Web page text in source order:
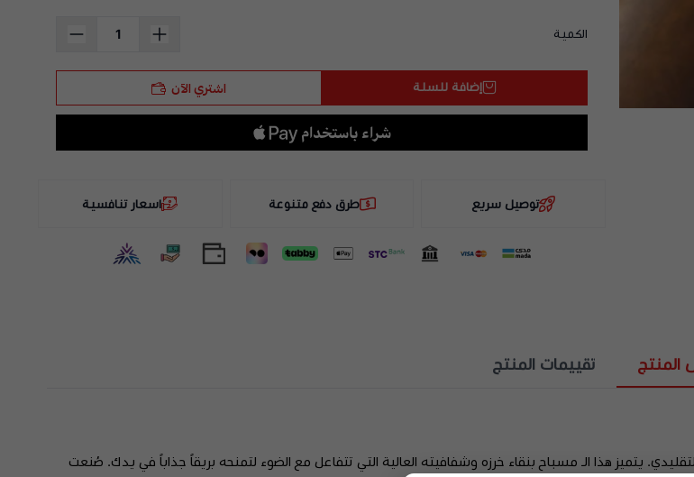
الكمية
إضافة للسلة اشتري الآن
توصيل سريع طرق دفع متنوعة اسعار تنافسية
المنتج تقييمات المنتج
يتميز هذا الـ مسباح بنقاء خرزه وشفافيته العالية التي تتفاعل مع الضوء لتمنحه بريقاً جذاباً في يدك. صُنعت